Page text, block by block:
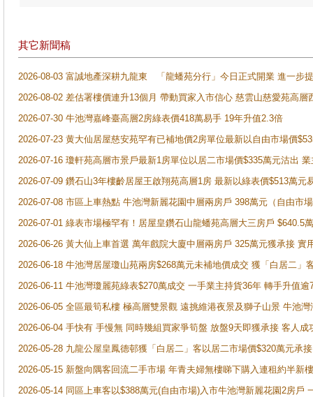
其它新聞稿
2026-08-03 富誠地產深耕九龍東 「龍蟠苑分行」今日正式開業 進一步
2026-08-02 差估署樓價連升13個月 帶動買家入市信心 慈雲山慈愛苑高層
2026-07-30 牛池灣嘉峰臺高層2房綠表價418萬易手 19年升值2.3倍
2026-07-23 黄大仙居屋慈安苑罕有已補地價2房單位最新以自由市場價
2026-07-16 瓊軒苑高層市景戶最新1房單位以居二市場價$335萬元沽出
2026-07-09 鑽石山3年樓齡居屋王啟翔苑高層1房 最新以綠表價$513萬元
2026-07-08 市區上車熱點 牛池灣新麗花園中層兩房戶 398萬元（自由市
2026-07-01 綠表市場極罕有！居屋皇鑽石山龍蟠苑高層大三房戶
2026-06-26 黃大仙上車首選 萬年戲院大廈中層兩房戶 325萬元獲承接 實
2026-06-18 牛池灣居屋瓊山苑兩房$268萬元未補地價成交 獲「白居二」
2026-06-11 牛池灣瓊麗苑綠表$270萬成交 一手業主持貨36年 轉手升值逾
2026-06-05 全區最筍私樓 極高層雙景觀 遠挑維港夜景及獅子山景 牛池
2026-06-04 手快有 手慢無 同時幾組買家爭筍盤 放盤9天即獲承接 客人
2026-05-28 九龍公屋皇鳳德邨獲「白居二」客以居二市場價$320萬元承接
2026-05-15 新盤向隅客回流二手市場 年青夫婦無樓睇下購入連租約半新
2026-05-14 同區上車客以$388萬元(自由市場)入市牛池灣新麗花園2房戶